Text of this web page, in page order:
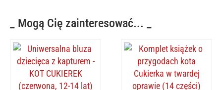
_ Mogą Cię zainteresować... _